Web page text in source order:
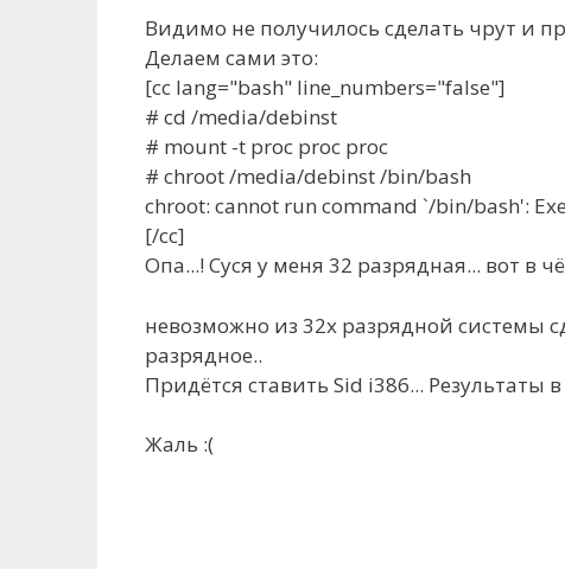
Видимо не получилось сделать чрут и
Делаем сами это:
[cc lang="bash" line_numbers="false"]
# cd /media/debinst
# mount -t proc proc proc
# chroot /media/debinst /bin/bash
chroot: cannot run command `/bin/bash':
[/cc]
Опа...! Суся у меня 32 разрядная... вот в
невозможно из 32х разрядной системы
разрядное..
Придётся ставить Sid i386... Результаты
Жаль :(